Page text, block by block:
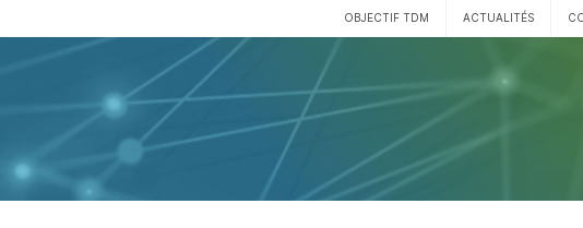
OBJECTIF TDM ACTUALITÉS